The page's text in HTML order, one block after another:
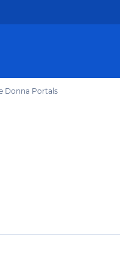
Donna Portals